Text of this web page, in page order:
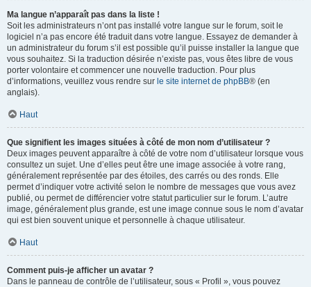
Ma langue n’apparaît pas dans la liste !
Soit les administrateurs n’ont pas installé votre langue sur le forum, soit le
logiciel n’a pas encore été traduit dans votre langue. Essayez de demander à
un administrateur du forum s’il est possible qu’il puisse installer la langue que
vous souhaitez. Si la traduction désirée n’existe pas, vous êtes libre de vous
porter volontaire et commencer une nouvelle traduction. Pour plus
d’informations, veuillez vous rendre sur le site internet de phpBB® (en
anglais).
Haut
Que signifient les images situées à côté de mon nom d’utilisateur ?
Deux images peuvent apparaître à côté de votre nom d’utilisateur lorsque vous
consultez un sujet. Une d’elles peut être une image associée à votre rang,
généralement représentée par des étoiles, des carrés ou des ronds. Elle
permet d’indiquer votre activité selon le nombre de messages que vous avez
publié, ou permet de différencier votre statut particulier sur le forum. L’autre
image, généralement plus grande, est une image connue sous le nom d’avatar
qui est bien souvent unique et personnelle à chaque utilisateur.
Haut
Comment puis-je afficher un avatar ?
Dans le panneau de contrôle de l’utilisateur, sous « Profil », vous pouvez